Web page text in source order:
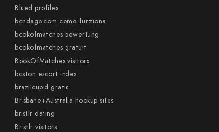
Blued profiles
bondage.com come funziona
bookofmatches bewertung
bookofmatches gratuit
BookOfMatches visitors
boston escort index
brazilcupid gratis
Brisbane+Australia hookup sites
bristlr dating
Bristlr visitors